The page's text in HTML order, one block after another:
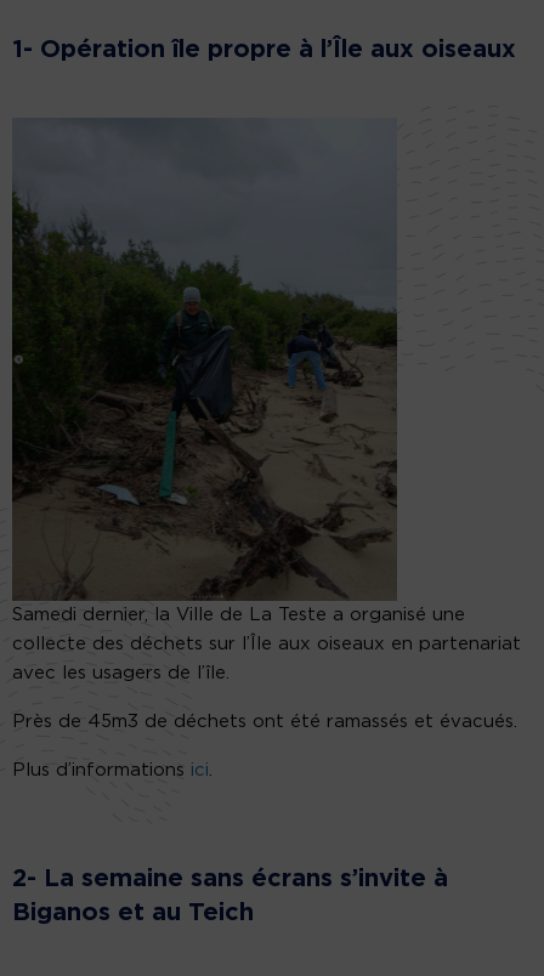
1- Opération île propre à l’Île aux oiseaux
Samedi dernier, la Ville de La Teste a organisé une
collecte des déchets sur l’Île aux oiseaux en partenariat
avec les usagers de l’île.
Près de 45m3 de déchets ont été ramassés et évacués.
Plus d’informations ici
2- La semaine sans écrans s’invite à
Biganos et au Teich